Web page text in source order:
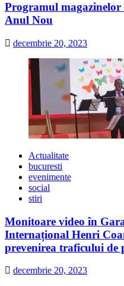
Programul
Anul Nou
decembrie 20, 2023
Actualitate
bucuresti
evenimente
social
stiri
Monitoare video în
Internațional Henri
prevenirea traficului de
decembrie 20, 2023